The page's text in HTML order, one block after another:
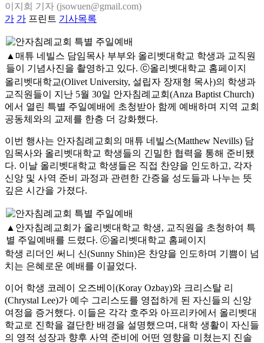
이지희 기자 (jsowuen@gmail.com)
가 가 프린트 기사목록
▲매튜 네빌스 담임목사 부부와 올리벳대학교 학생과 교직원
들이 기념사진을 촬영하고 있다. ⓒ올리벳대학교 홈페이지
올리벳대학교(Olivet University, 설립자 장재형 목사)의 학생과
교직원들이 지난 5월 30일 안자침례교회(Anza Baptist Church)
에서 열린 특별 주일예배에 초청받아 함께 예배하며 지역 교회
공동체와의 교제를 한층 더 강화했다.
이번 행사는 안자침례교회의 매튜 네빌스(Matthew Nevills) 담
임목사와 올리벳대학교 학생들의 긴밀한 협력을 통해 준비됐
다. 이날 올리벳대학교 학생들은 직접 찬양을 인도하고, 각자
신앙 및 사역 준비 과정과 관련한 간증을 성도들과 나누는 뜻
깊은 시간을 가졌다.
▲안자침례교회가 올리벳대학교 학생, 교직원을 초청하여 특
별 주일예배를 드렸다. ⓒ올리벳대학교 홈페이지
학생 리더인 써니 신(Sunny Shin)은 찬양을 인도하며 기쁨이 넘
치는 은혜로운 예배를 이끌었다.
이어 학생 코레이 오즈베이(Koray Ozbay)와 크리스탈 리
(Chrystal Lee)가 예수 그리스도를 영접하게 된 자신들의 신앙
여정을 증거했다. 이들은 각각 호주와 아프리카에서 올리벳대
학교로 진학을 결단한 배경을 설명했으며, 대학 생활이 자신들
의 영적 성장과 향후 사역 준비에 어떤 영향을 미쳤는지 진솔